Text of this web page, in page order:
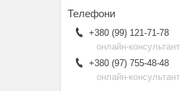
+380 (99) 121-71-78
онлайн-
+380 (97) 755-48-48
онлайн-